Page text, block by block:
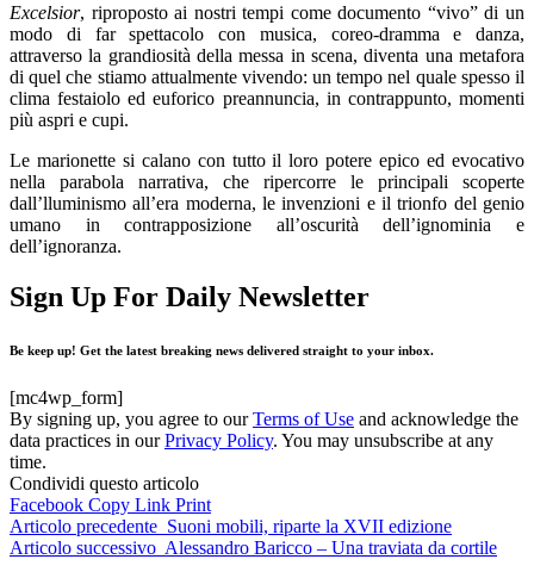
Excelsior, riproposto ai nostri tempi come documento “vivo” di un
modo di far spettacolo con musica, coreo-dramma e danza,
attraverso la grandiosità della messa in scena, diventa una metafora
di quel che stiamo attualmente vivendo: un tempo nel quale spesso il
clima festaiolo ed euforico preannuncia, in contrappunto, momenti
più aspri e cupi.
Le marionette si calano con tutto il loro potere epico ed evocativo
nella parabola narrativa, che ripercorre le principali scoperte
dall’lluminismo all’era moderna, le invenzioni e il trionfo del genio
umano in contrapposizione all’oscurità dell’ignominia e
dell’ignoranza.
Sign Up For Daily Newsletter
Be keep up! Get the latest breaking news delivered straight to your inbox.
[mc4wp_form]
By signing up, you agree to ourTerms of Use and acknowledge the
data practices in ourPrivacy Policy. You may unsubscribe at any
time.
Condividi questo articolo
Facebook Copy Link Print
Articolo precedente Suoni mobili, riparte la XVII edizione
Articolo successivo Alessandro Baricco – Una traviata da cortile